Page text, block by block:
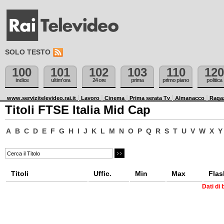
SOLO TESTO
100
indice
101
ultim'ora
102
24 ore
103
prima
110
primo piano
120
politica
www.servizitelevideo.rai.it Lavoro Cinema Prima serata Tv Almanacco
Titoli FTSE Italia Mid Cap
A B C D E F G H I J K L M N O P Q R S T U V W X Y
Titoli Uffic. Min Max
Dati di